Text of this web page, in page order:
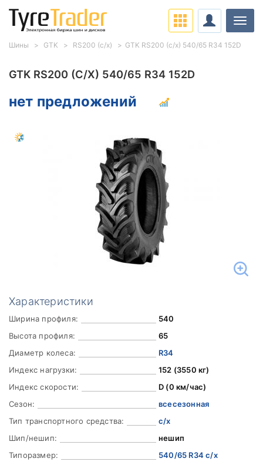
GTK RS200 (С/Х) 540/65 R34 152D
нет предложений
Характеристики
Ширина профиля:
540
Высота профиля:
65
Диаметр колеса:
R34
Индекс нагрузки:
152 (3550 кг)
Индекс скорости:
D (0 км/час)
Сезон:
всесезонная
Тип транспортного средства:
с/х
Шип/нешип:
нешип
Типоразмер:
540/65 R34 с/х
Шины GTK RS200 (с/х) GTK RS200 (с/х) 540/65 R34 152D